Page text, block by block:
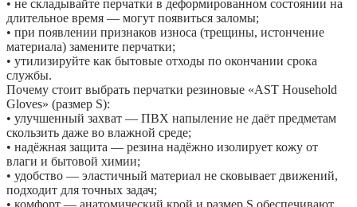
• не складывайте перчатки в деформированном состоянии на
длительное время — могут появиться заломы;
• при появлении признаков износа (трещины, истончение
материала) замените перчатки;
• утилизируйте как бытовые отходы по окончании срока
службы.
Почему стоит выбрать перчатки резиновые «AST Household
Gloves» (размер S):
• улучшенный захват — ПВХ напыление не даёт предметам
скользить даже во влажной среде;
• надёжная защита — резина надёжно изолирует кожу от
влаги и бытовой химии;
• удобство — эластичный материал не сковывает движений,
подходит для точных задач;
• комфорт — анатомический крой и размер S обеспечивают